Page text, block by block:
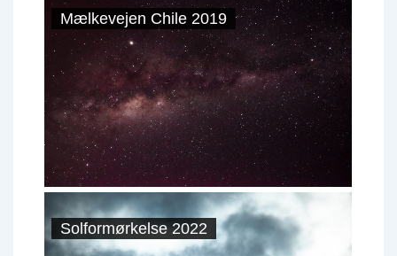
Mælkevejen Chile 2019
Solformørkelse 2022